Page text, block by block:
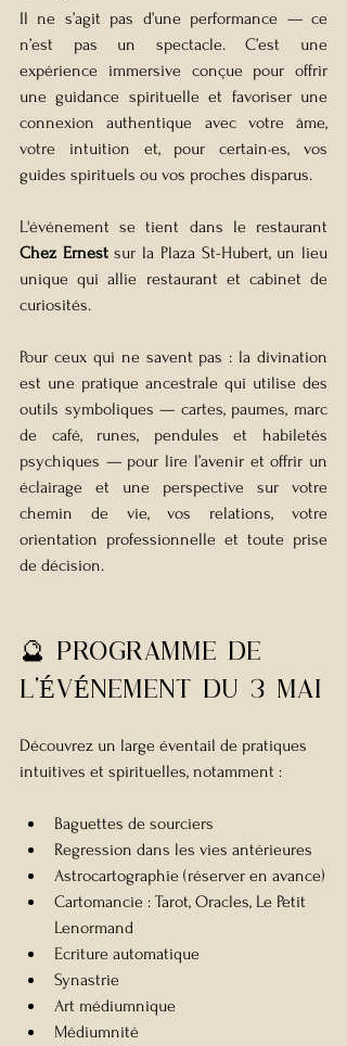
Il ne s’agit pas d’une performance — ce
n’est pas un spectacle. C’est une
expérience immersive conçue pour offrir
une guidance spirituelle et favoriser une
connexion authentique avec votre âme,
votre intuition et, pour certain·es, vos
guides spirituels ou vos proches disparus.
Chez Ernest sur la Plaza St-Hubert, un lieu
unique qui allie restaurant et cabinet de
curiosités.
Pour ceux qui ne savent pas : la divination
est une pratique ancestrale qui utilise des
outils symboliques — cartes, paumes, marc
de café, runes, pendules et habiletés
psychiques — pour lire l’avenir et offrir un
éclairage et une perspective sur votre
chemin de vie, vos relations, votre
orientation professionnelle et toute prise
de décision.
🔮 Programme de
l'ÉvÉnement du 3 mai
Découvrez un large éventail de pratiques
intuitives et spirituelles, notamment :
Baguettes de sourciers
Regression dans les vies antérieures
Astrocartographie (réserver en avance)
Cartomancie : Tarot, Oracles, Le Petit
Lenormand
Ecriture automatique
Synastrie
Art médiumnique
Médiumnité